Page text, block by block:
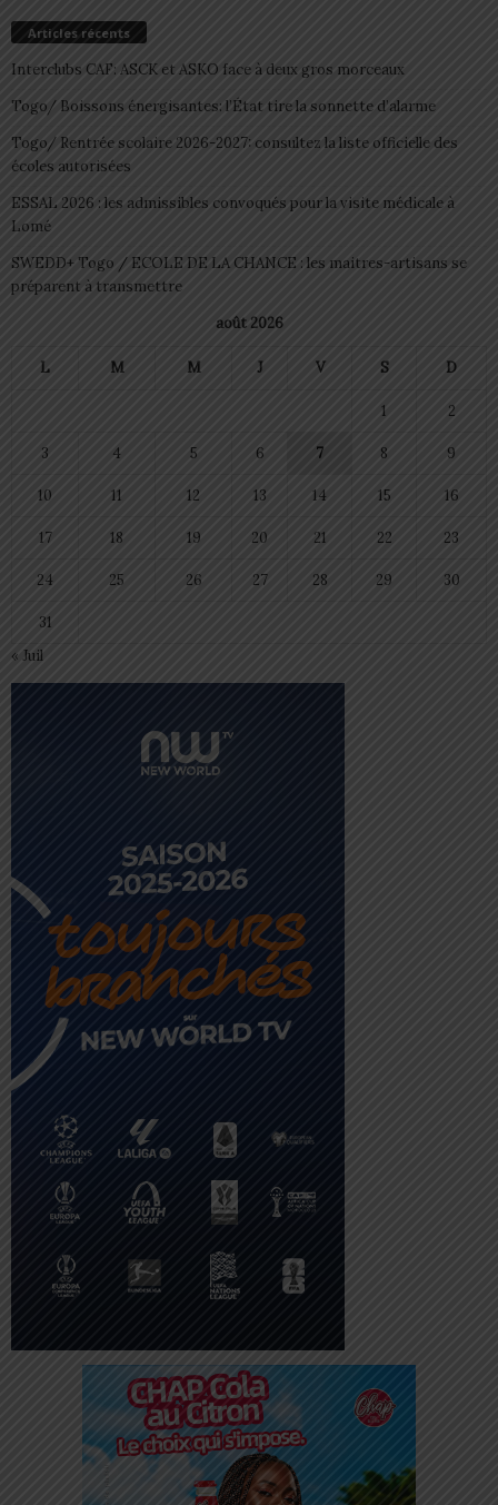
Articles récents
Interclubs CAF: ASCK et ASKO face à deux gros morceaux
Togo/ Boissons énergisantes: l’État tire la sonnette d’alarme
Togo/ Rentrée scolaire 2026-2027: consultez la liste officielle des
écoles autorisées
ESSAL 2026 : les admissibles convoqués pour la visite médicale à
Lomé
SWEDD+ Togo / ECOLE DE LA CHANCE : les maitres-artisans se
préparent à transmettre
août 2026
L M M J V S D
1 2
3 4 5 6 7 8 9
10 11 12 13 14 15 16
17 18 19 20 21 22 23
24 25 26 27 28 29 30
31
« Juil